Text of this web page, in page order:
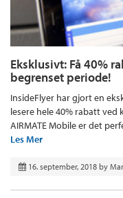
Eksklusivt: Få 40%
begrenset periode!
InsideFlyer har gjort en
lesere hele 40% rabatt ved
AIRMATE Mobile er det
Les Mer
16. september, 2018 by